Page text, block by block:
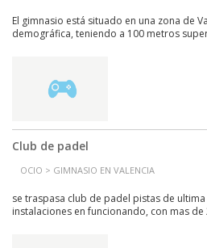
El gimnasio está situado en una zona de
demográfica, teniendo a 100 metros
Club de padel
OCIO > GIMNASIO EN VALENCIA
se traspasa club de padel pistas de
instalaciones en funcionando, con mas de